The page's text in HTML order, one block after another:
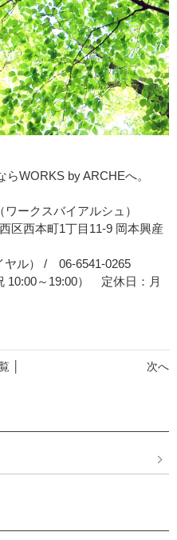
WORKS by ARCHEへ。
ークスバイアルシュ）
区西本町1丁目11-9 岡本興産
ヤル） / 06-6541-0265
10:00～19:00） 定休日：月
次へ
│